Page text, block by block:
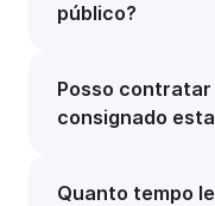
público?
Posso
consignado
Quanto tempo